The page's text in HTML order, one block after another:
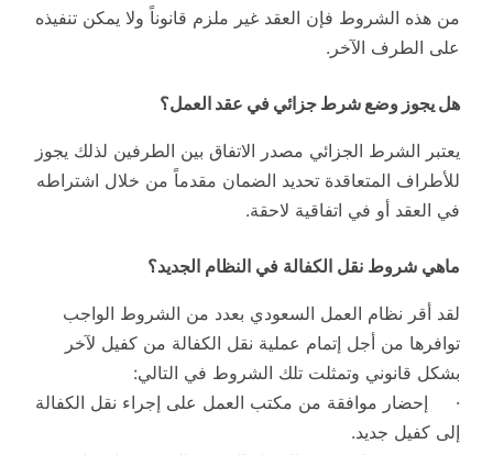
من هذه الشروط فإن العقد غير ملزم قانوناً ولا يمكن تنفيذه
على الطرف الآخر.
هل يجوز وضع شرط جزائي في عقد العمل؟
يعتبر الشرط الجزائي مصدر الاتفاق بين الطرفين لذلك يجوز
للأطراف المتعاقدة تحديد الضمان مقدماً من خلال اشتراطه
في العقد أو في اتفاقية لاحقة.
ماهي شروط نقل الكفالة في النظام الجديد؟
لقد أقر نظام العمل السعودي بعدد من الشروط الواجب
توافرها من أجل إتمام عملية نقل الكفالة من كفيل لآخر
بشكل قانوني وتمثلت تلك الشروط في التالي:
· إحضار موافقة من مكتب العمل على إجراء نقل الكفالة
إلى كفيل جديد.